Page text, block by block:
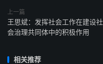
上一篇
王思斌：发挥社会工作在建设社
会治理共同体中的积极作用
相关推荐